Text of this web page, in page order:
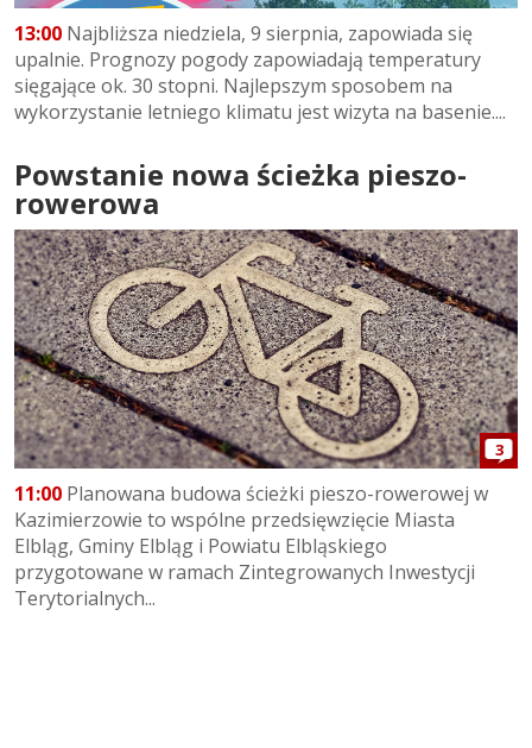
13:00 Najbliższa niedziela, 9 sierpnia, zapowiada się
upalnie. Prognozy pogody zapowiadają temperatury
sięgające ok. 30 stopni. Najlepszym sposobem na
wykorzystanie letniego klimatu jest wizyta na basenie....
Powstanie nowa ścieżka pieszo-
rowerowa
3
11:00 Planowana budowa ścieżki pieszo-rowerowej w
Kazimierzowie to wspólne przedsięwzięcie Miasta
Elbląg, Gminy Elbląg i Powiatu Elbląskiego
przygotowane w ramach Zintegrowanych Inwestycji
Terytorialnych...